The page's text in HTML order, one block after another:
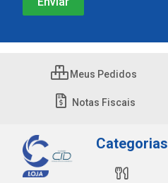
Meus Pedidos
Notas Fiscais
Categorias